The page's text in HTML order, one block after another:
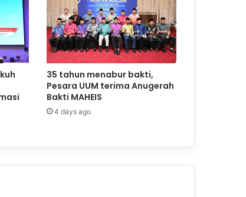
35 tahun menabur bakti,
Pesara UUM terima Anugerah
Bakti MAHEIS
4 days ago